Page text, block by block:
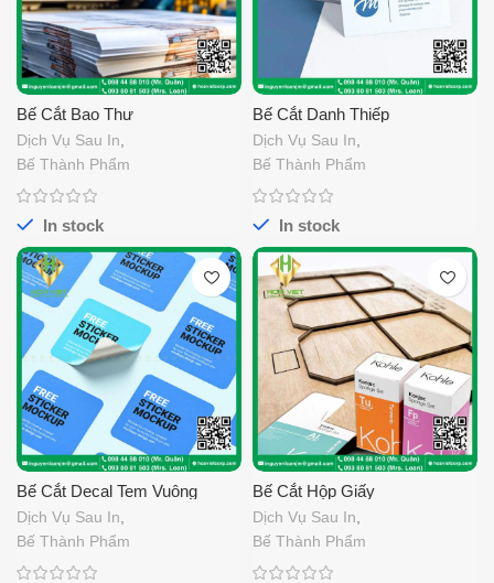
Bế Cắt Bao Thư
Dịch Vụ Sau In
Bế Thành Phẩm
In stock
Bế Cắt Danh Thiếp
Dịch Vụ Sau In
Bế Thành Phẩm
In stock
Bế Cắt Decal Tem Vuông
Dịch Vụ Sau In
Bế Thành Phẩm
Bế Cắt Hộp Giấy
Dịch Vụ Sau In
Bế Thành Phẩm